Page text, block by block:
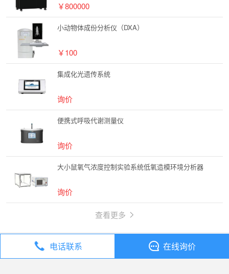
￥800000
小动物体成份分析仪（DXA）
￥100
集成化光遗传系统
询价
便携式呼吸代谢测量仪
询价
大小鼠氧气浓度控制实验系统低氧造模环境分析器
询价
查看更多
全部分类 实验室仪器 / 设备 生物学x射线辐照仪
电话联系 在线询价